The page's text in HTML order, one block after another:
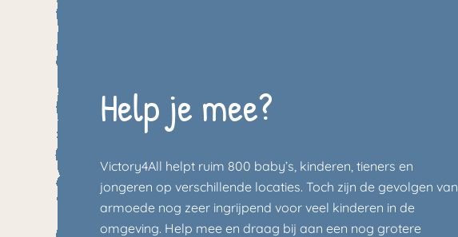
Help je mee?
Victory4All helpt ruim 800 baby’s, kinderen, tieners en
jongeren op verschillende locaties. Toch zijn de gevolgen van
armoede nog zeer ingrijpend voor veel kinderen in de
omgeving. Help mee en draag bij aan een nog grotere